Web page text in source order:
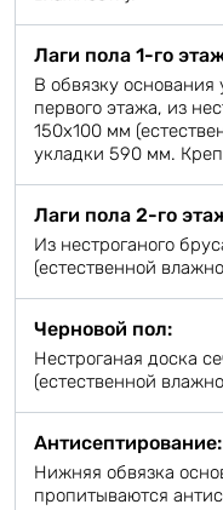
Лаги пола 1-го
В обвязку основания
первого этажа, из
150х100 мм
укладки 590 мм.
Лаги пола 2-го
Из нестроганого
(естественной
Черновой пол:
Нестроганая доска
(естественной
Антисептирование:
Нижняя обвязка
пропитываются